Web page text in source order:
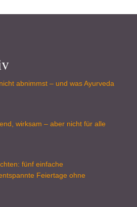
abnimmst – und was Ayurveda
wirksam – aber nicht für alle
fünf einfache
Feiertage ohne